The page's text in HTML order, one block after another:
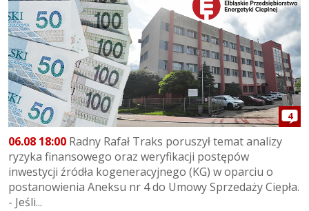
4
06.08 18:00 Radny Rafał Traks poruszył temat analizy
ryzyka finansowego oraz weryfikacji postępów
inwestycji źródła kogeneracyjnego (KG) w oparciu o
postanowienia Aneksu nr 4 do Umowy Sprzedaży Ciepła.
- Jeśli...